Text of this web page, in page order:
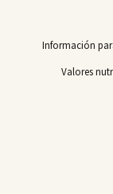
Información
Valores